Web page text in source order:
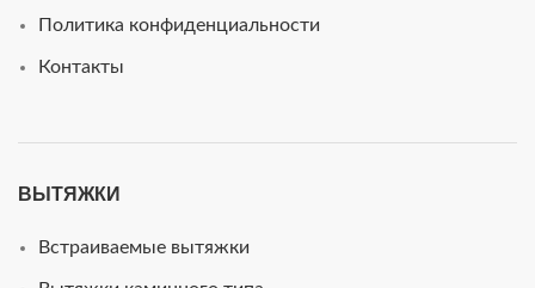
Политика конфиденциальности
Контакты
ВЫТЯЖКИ
Встраиваемые вытяжки